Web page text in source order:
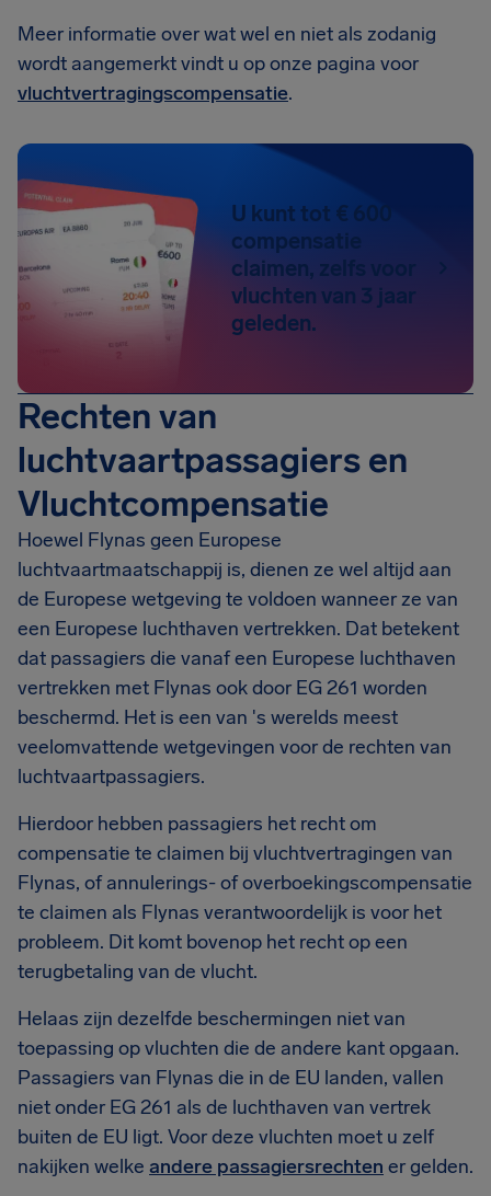
Meer informatie over wat wel en niet als zodanig
wordt aangemerkt vindt u op onze pagina voor
vluchtvertragingscompensatie.
U kunt tot € 600
compensatie
claimen, zelfs voor
vluchten van 3 jaar
geleden.
Rechten van
luchtvaartpassagiers en
Vluchtcompensatie
Hoewel Flynas geen Europese
luchtvaartmaatschappij is, dienen ze wel altijd aan
de Europese wetgeving te voldoen wanneer ze van
een Europese luchthaven vertrekken. Dat betekent
dat passagiers die vanaf een Europese luchthaven
vertrekken met Flynas ook door EG 261 worden
beschermd. Het is een van 's werelds meest
veelomvattende wetgevingen voor de rechten van
luchtvaartpassagiers.
Hierdoor hebben passagiers het recht om
compensatie te claimen bij vluchtvertragingen van
Flynas, of annulerings- of overboekingscompensatie
te claimen als Flynas verantwoordelijk is voor het
probleem. Dit komt bovenop het recht op een
terugbetaling van de vlucht.
Helaas zijn dezelfde beschermingen niet van
toepassing op vluchten die de andere kant opgaan.
Passagiers van Flynas die in de EU landen, vallen
niet onder EG 261 als de luchthaven van vertrek
buiten de EU ligt. Voor deze vluchten moet u zelf
nakijken welke andere passagiersrechten er gelden.